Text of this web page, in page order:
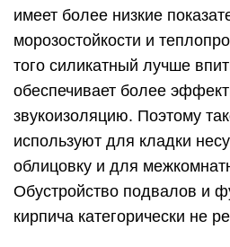
имеет более низкие
морозостойкости и
того силикатный лучше
обеспечивает более
звукоизоляцию. Поэтому
используют для кладки
облицовку и для
Обустройство подвалов и
кирпича категорически не